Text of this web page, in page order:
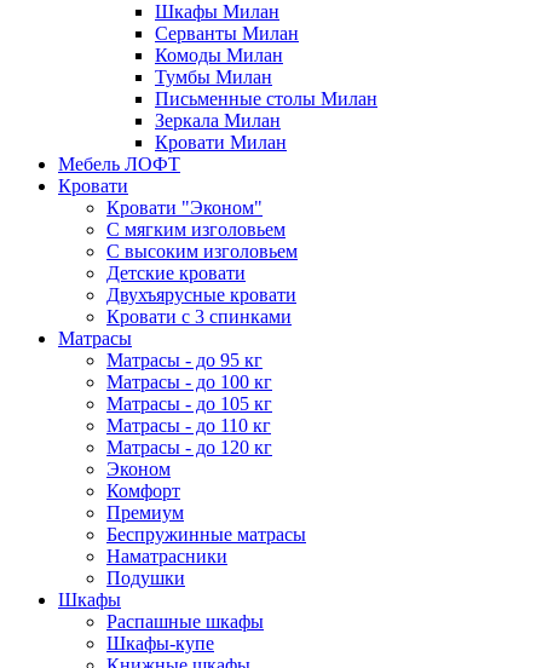
Шкафы Милан
Серванты Милан
Комоды Милан
Тумбы Милан
Письменные столы Милан
Зеркала Милан
Кровати Милан
Мебель ЛОФТ
Кровати
Кровати "Эконом"
С мягким изголовьем
С высоким изголовьем
Детские кровати
Двухъярусные кровати
Кровати с 3 спинками
Матрасы
Матрасы - до 95 кг
Матрасы - до 100 кг
Матрасы - до 105 кг
Матрасы - до 110 кг
Матрасы - до 120 кг
Эконом
Комфорт
Премиум
Беспружинные матрасы
Наматрасники
Подушки
Шкафы
Распашные шкафы
Шкафы-купе